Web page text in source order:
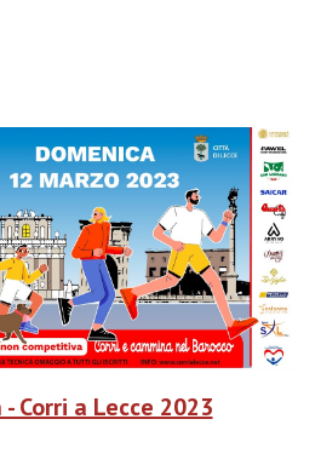
- Corri a Lecce 2023